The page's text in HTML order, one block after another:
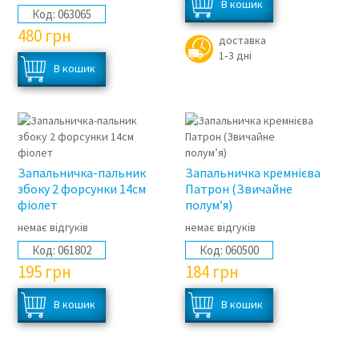
Код: 063065
480 грн
доставка
1‑3 дні
Запальничка-пальник
збоку 2 форсунки 14см
фіолет
немає відгуків
Код: 061802
195 грн
Запальничка кремнієва
Патрон (Звичайне
полум’я)
немає відгуків
Код: 060500
184 грн